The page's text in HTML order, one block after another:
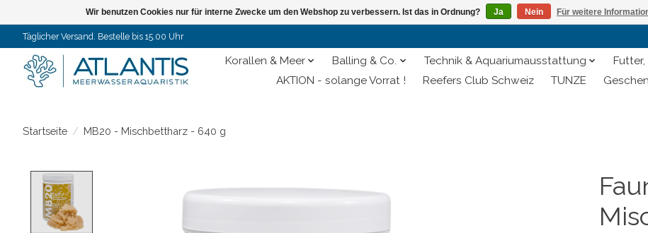
Täglicher Versand. Bestelle bis 15.00 Uhr
Korallen & Meer Balling & Co. Technik & Aquariumausstattung
AKTION - solange Vorrat !
Reefers Club Schweiz TUNZE
Startseite / MB20 - Mischbettharz - 640 g
Wir benutzen Cookies nur für interne Zwecke um den Webshop zu verbessern. Ist das in Ordnung? Ja Nein Für weitere